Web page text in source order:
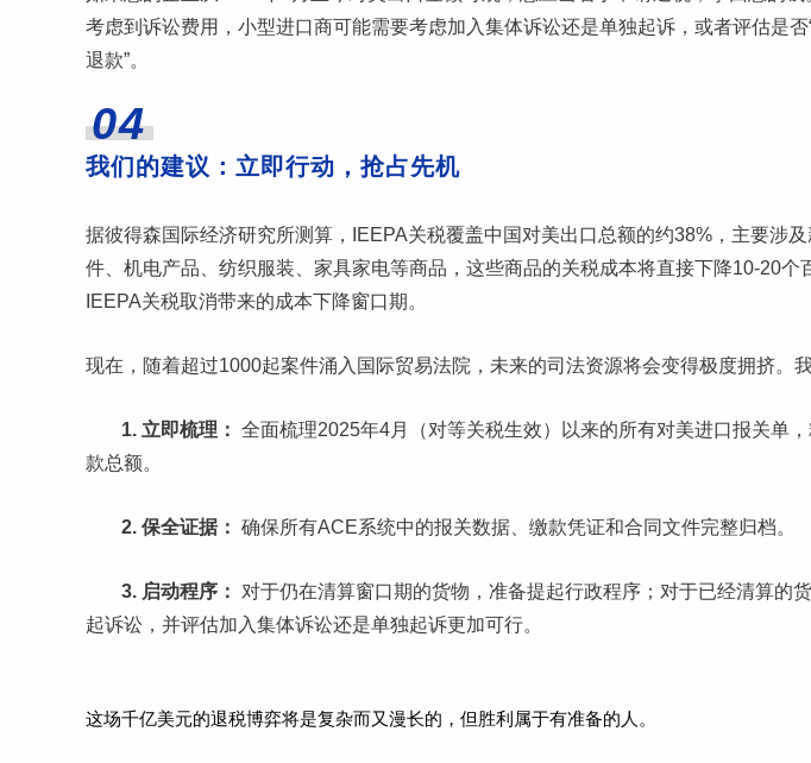
考虑到诉讼费用，小型进口商可能需要考虑加入集体诉讼还是单独起诉，或者评估是否
退款”。
04
我们的建议：立即行动，抢占先机
据彼得森国际经济研究所测算，IEEPA关税覆盖中国对美出口总额的约38%，主要涉
件、机电产品、纺织服装、家具家电等商品，这些商品的关税成本将直接下降10-20个
IEEPA关税取消带来的成本下降窗口期。
现在，随着超过1000起案件涌入国际贸易法院，未来的司法资源将会变得极度拥挤。
1. 立即梳理： 全面梳理2025年4月（对等关税生效）以来的所有对美进口报关单
款总额。
2. 保全证据： 确保所有ACE系统中的报关数据、缴款凭证和合同文件完整归档。
3. 启动程序：
对于仍在清算窗口期的货物，准备提起行政程序；对于已经清算的
起诉讼，并评估加入集体诉讼还是单独起诉更加可行。
这场千亿美元的退税博弈将是复杂而又漫长的，但胜利属于有准备的人。